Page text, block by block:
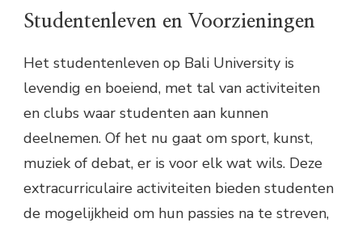
Studentenleven en Voorzieningen
Het studentenleven op Bali University is
levendig en boeiend, met tal van activiteiten
en clubs waar studenten aan kunnen
deelnemen. Of het nu gaat om sport, kunst,
muziek of debat, er is voor elk wat wils. Deze
extracurriculaire activiteiten bieden studenten
de mogelijkheid om hun passies na te streven,